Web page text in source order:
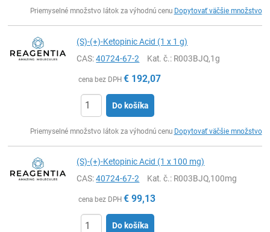
Priemyselné množstvo látok za výhodnú cenu Dopytovať väčšie množstvo
(S)-(+)-Ketopinic Acid (1 x 1 g)
CAS:40724-67-2 Kat. č.: R003BJQ,1g
cena bez DPH € 192,07
Do košíka
Priemyselné množstvo látok za výhodnú cenu Dopytovať väčšie množstvo
(S)-(+)-Ketopinic Acid (1 x 100 mg)
CAS:40724-67-2 Kat. č.: R003BJQ,100mg
cena bez DPH € 99,13
Do košíka